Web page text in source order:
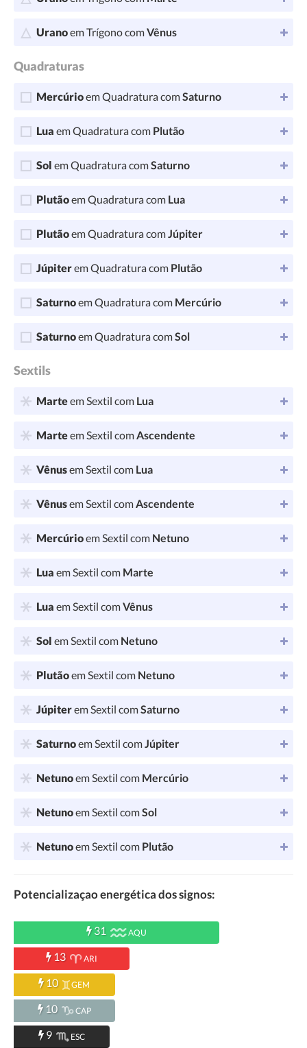
Uranoem Trígono comVênus
Quadraturas
Mercúrioem Quadratura comSaturno
Lua em Quadratura com Plutão
Sol em Quadratura comSaturno
Plutãoem Quadratura com Lua
Plutãoem Quadratura comJúpiter
Júpiterem Quadratura com Plutão
Saturnoem Quadratura com Mercúrio
Saturnoem Quadratura comSol
Sextils
Marteem Sextil com Lua
Marteem Sextil comAscendente
Vênusem Sextil com Lua
Vênusem Sextil comAscendente
Mercúrioem Sextil com Netuno
Lua em Sextil com Marte
Lua em Sextil comVênus
Sol em Sextil com Netuno
Plutãoem Sextil com Netuno
Júpiterem Sextil comSaturno
Saturnoem Sextil comJúpiter
Netunoem Sextil com Mercúrio
Netunoem Sextil comSol
Netunoem Sextil com Plutão
Potencializaçao energética dos signos:
31 AQU
13 ARI
10 GEM
10 CAP
9 ESC